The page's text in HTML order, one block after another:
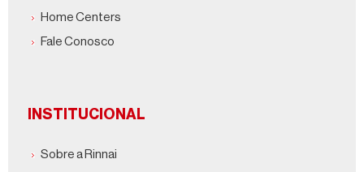
Home Centers
Fale Conosco
INSTITUCIONAL
Sobre a Rinnai